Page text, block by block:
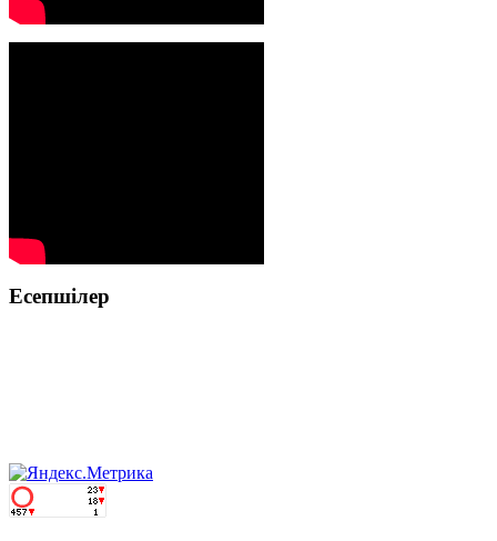
Есепшілер